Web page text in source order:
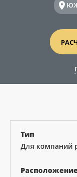
Тип
Для компаний
Расположение